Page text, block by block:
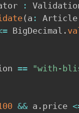
:
( a : Article
BigDecimal .
==
"with-
&& a . price